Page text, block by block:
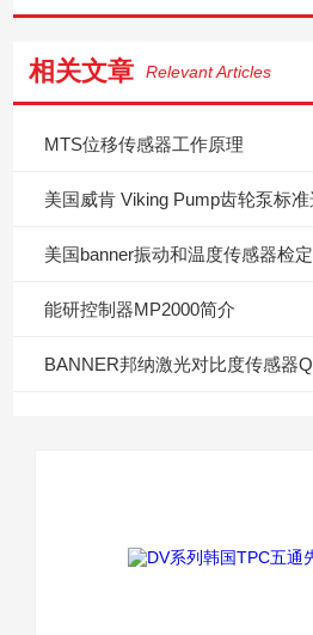
相关文章 Relevant Articles
MTS位移传感器工作原理
美国威肯 Viking Pump齿轮泵标
美国banner振动和温度传感器检
能研控制器MP2000简介
BANNER邦纳激光对比度传感器